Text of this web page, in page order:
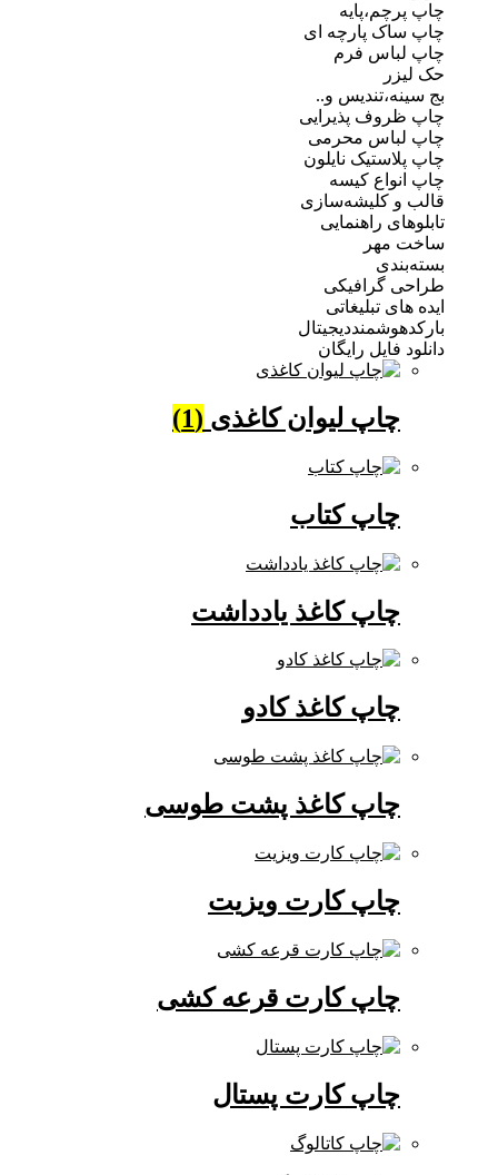
پارچه ای
فرم
و..
پذیرایی
محرمی
نایلون
کیسه
کلیشه‌سازی
راهنمایی
گرافیکی
تبلیغاتی
فایل رایگان
چاپ لیوان کاغذی(1)
چاپ کتاب
چاپ کاغذ یادداشت
چاپ کاغذ کادو
چاپ کاغذ پشت طوسی
چاپ کارت ویزیت
چاپ کارت قرعه کشی
چاپ کارت پستال